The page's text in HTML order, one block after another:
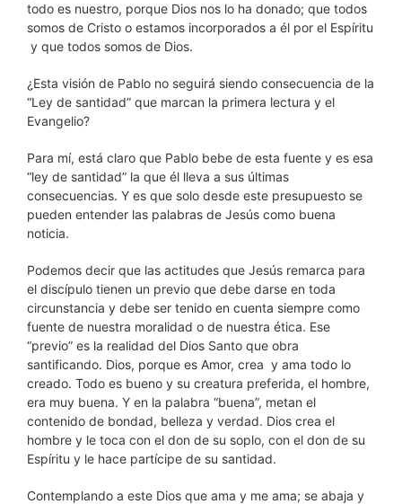
todo es nuestro, porque Dios nos lo ha donado; que todos
somos de Cristo o estamos incorporados a él por el Espíritu
y que todos somos de Dios.
¿Esta visión de Pablo no seguirá siendo consecuencia de la
“Ley de santidad” que marcan la primera lectura y el
Evangelio?
Para mí, está claro que Pablo bebe de esta fuente y es esa
“ley de santidad” la que él lleva a sus últimas
consecuencias. Y es que solo desde este presupuesto se
pueden entender las palabras de Jesús como buena
noticia.
Podemos decir que las actitudes que Jesús remarca para
el discípulo tienen un previo que debe darse en toda
circunstancia y debe ser tenido en cuenta siempre como
fuente de nuestra moralidad o de nuestra ética. Ese
“previo” es la realidad del Dios Santo que obra
santificando. Dios, porque es Amor, crea y ama todo lo
creado. Todo es bueno y su creatura preferida, el hombre,
era muy buena. Y en la palabra “buena”, metan el
contenido de bondad, belleza y verdad. Dios crea el
hombre y le toca con el don de su soplo, con el don de su
Espíritu y le hace partícipe de su santidad.
Contemplando a este Dios que ama y me ama; se abaja y